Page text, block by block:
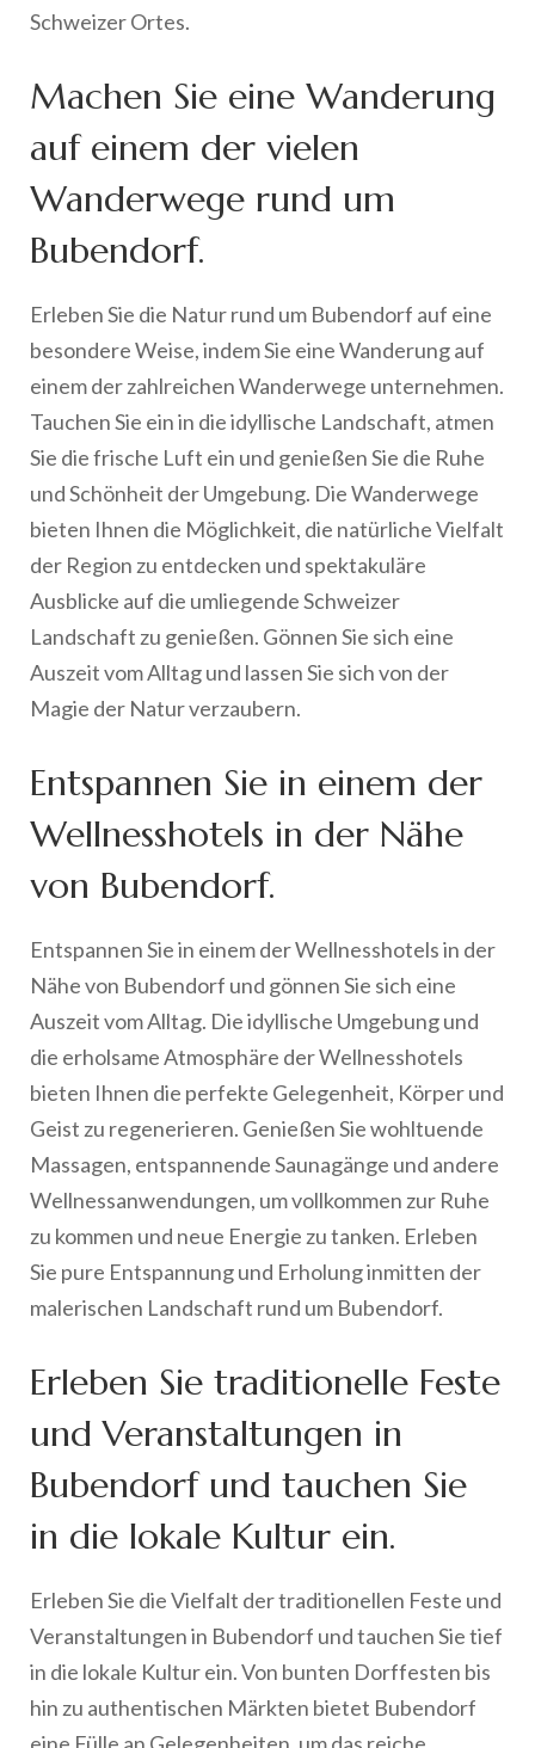
Schweizer Ortes.
Machen Sie eine Wanderung
auf einem der vielen
Wanderwege rund um
Bubendorf.
Erleben Sie die Natur rund um Bubendorf auf eine
besondere Weise, indem Sie eine Wanderung auf
einem der zahlreichen Wanderwege unternehmen.
Tauchen Sie ein in die idyllische Landschaft, atmen
Sie die frische Luft ein und genießen Sie die Ruhe
und Schönheit der Umgebung. Die Wanderwege
bieten Ihnen die Möglichkeit, die natürliche Vielfalt
der Region zu entdecken und spektakuläre
Ausblicke auf die umliegende Schweizer
Landschaft zu genießen. Gönnen Sie sich eine
Auszeit vom Alltag und lassen Sie sich von der
Magie der Natur verzaubern.
Entspannen Sie in einem der
Wellnesshotels in der Nähe
von Bubendorf.
Entspannen Sie in einem der Wellnesshotels in der
Nähe von Bubendorf und gönnen Sie sich eine
Auszeit vom Alltag. Die idyllische Umgebung und
die erholsame Atmosphäre der Wellnesshotels
bieten Ihnen die perfekte Gelegenheit, Körper und
Geist zu regenerieren. Genießen Sie wohltuende
Massagen, entspannende Saunagänge und andere
Wellnessanwendungen, um vollkommen zur Ruhe
zu kommen und neue Energie zu tanken. Erleben
Sie pure Entspannung und Erholung inmitten der
malerischen Landschaft rund um Bubendorf.
Erleben Sie traditionelle Feste
und Veranstaltungen in
Bubendorf und tauchen Sie
in die lokale Kultur ein.
Erleben Sie die Vielfalt der traditionellen Feste und
Veranstaltungen in Bubendorf und tauchen Sie tief
in die lokale Kultur ein. Von bunten Dorffesten bis
hin zu authentischen Märkten bietet Bubendorf